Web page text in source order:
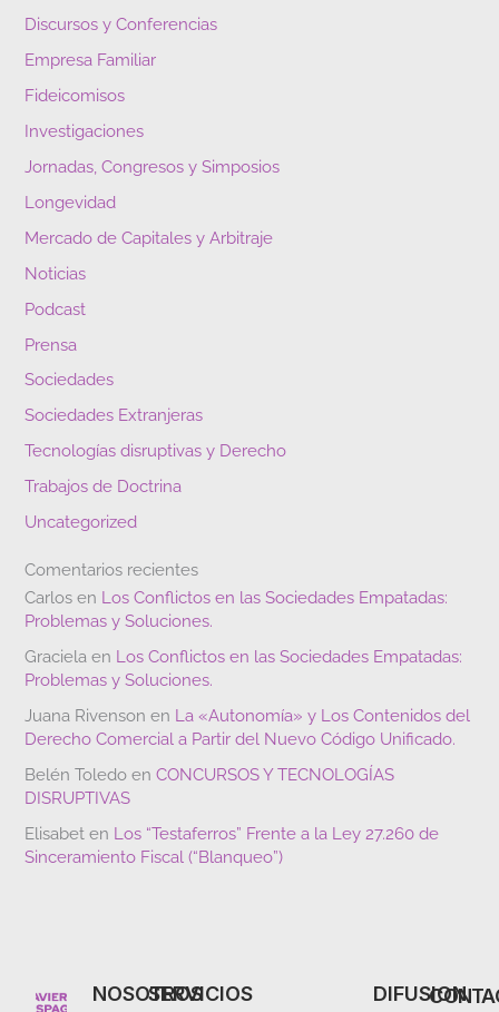
Discursos y Conferencias
Empresa Familiar
Fideicomisos
Investigaciones
Jornadas, Congresos y Simposios
Longevidad
Mercado de Capitales y Arbitraje
Noticias
Podcast
Prensa
Sociedades
Sociedades Extranjeras
Tecnologías disruptivas y Derecho
Trabajos de Doctrina
Uncategorized
Comentarios recientes
Carlos en Los Conflictos en las Sociedades Empatadas:
Problemas y Soluciones.
Graciela en Los Conflictos en las Sociedades Empatadas:
Problemas y Soluciones.
Juana Rivenson en La «Autonomía» y Los Contenidos del
Derecho Comercial a Partir del Nuevo Código Unificado.
Belén Toledo enCONCURSOS Y TECNOLOGÍAS
DISRUPTIVAS
Elisabet en Los “Testaferros” Frente a la Ley 27.260 de
Sinceramiento Fiscal (“Blanqueo”)
NOSOTROSSERVICIOS DIFUSION